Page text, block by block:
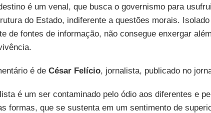
é um venal, que busca o governismo para
do Estado, indiferente a questões morais.
de fontes de informação, não consegue enxergar
é de César Felício, jornalista, publicado no
é um ser contaminado pelo ódio aos diferentes e
formas, que se sustenta em um sentimento de